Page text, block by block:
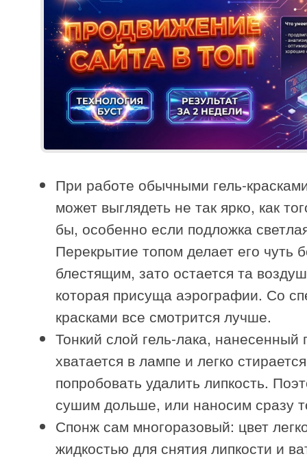
При работе обычными гель-
может выглядеть не так ярко, как
бы, особенно если подложка
Перекрытие топом делает его чуть
блестящим, зато остается та
которая присуща аэрографии. Со
красками все смотрится лучше.
Тонкий слой гель-лака,
хватается в лампе и легко
попробовать удалить липкость.
сушим дольше, или наносим сразу
Спонж сам многоразовый: цвет
жидкостью для снятия липкости и